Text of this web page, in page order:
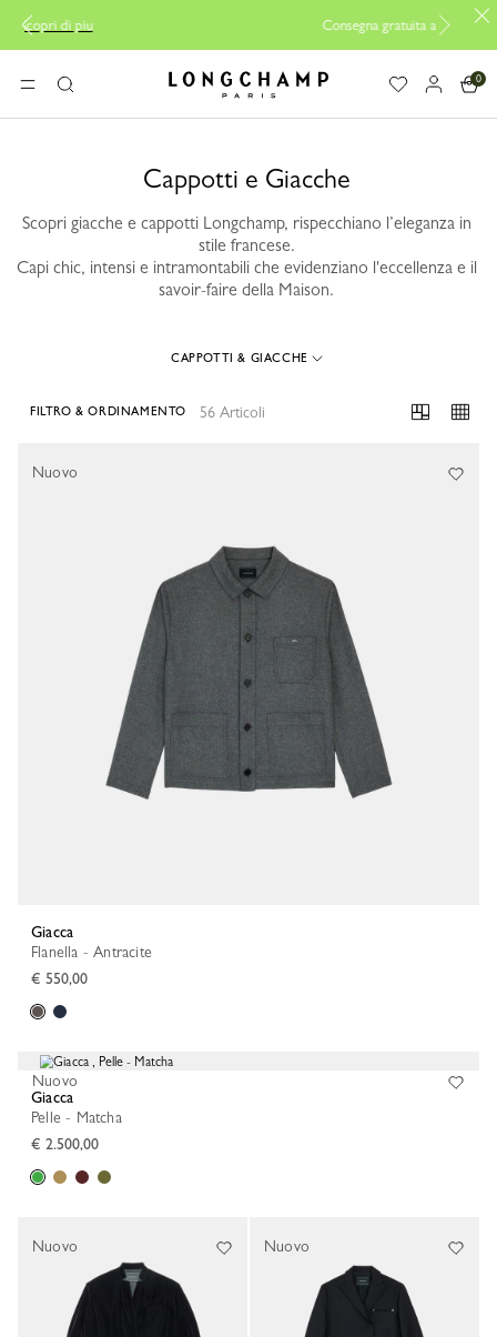
Consegna gratuita a partire da 140€
MENURicerca Longchamp - Home
0
Cappotti e Giacche
Scopri giacche e cappotti Longchamp, rispecchiano l’eleganza in
stile francese.
Capi chic, intensi e intramontabili che evidenziano l'eccellenza e il
savoir-faire della Maison.
CAPPOTTI & GIACCHE
56 Articoli
FILTRO & ORDINAMENTO
Giacca
Flanella - Antracite
€ 550,00
Nuovo
Giacca
Pelle - Matcha
€ 2.500,00
Nuovo
Nuovo Nuovo